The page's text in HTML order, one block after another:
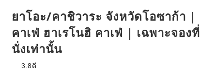
ยาโอะ/คาชิวาระ จังหวัดโอซาก้า |
คาเฟ่ ฮาเรโนฮิ คาเฟ่ | เฉพาะจองที่
นั่งเท่านั้น
3.8ดี